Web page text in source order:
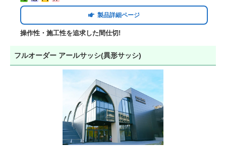
製品詳細ページ
操作性・施工性を追求した間仕切!
フルオーダー アールサッシ(異形サッシ)